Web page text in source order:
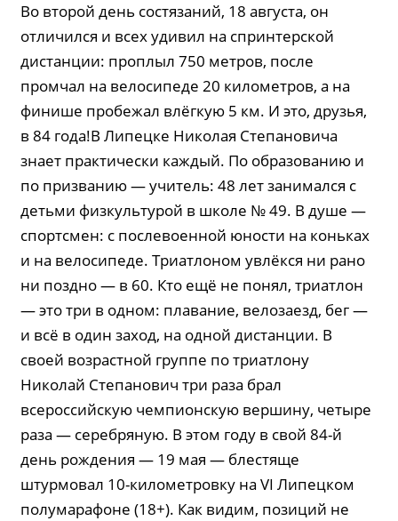
Во второй день состязаний, 18 августа, он
отличился и всех удивил на спринтерской
дистанции: проплыл 750 метров, после
промчал на велосипеде 20 километров, а на
финише пробежал влёгкую 5 км. И это, друзья,
в 84 года!В Липецке Николая Степановича
знает практически каждый. По образованию и
по призванию — учитель: 48 лет занимался с
детьми физкультурой в школе № 49. В душе —
спортсмен: с послевоенной юности на коньках
и на велосипеде. Триатлоном увлёкся ни рано
ни поздно — в 60. Кто ещё не понял, триатлон
— это три в одном: плавание, велозаезд, бег —
и всё в один заход, на одной дистанции. В
своей возрастной группе по триатлону
Николай Степанович три раза брал
всероссийскую чемпионскую вершину, четыре
раза — серебряную. В этом году в свой 84-й
день рождения — 19 мая — блестяще
штурмовал 10-километровку на VI Липецком
полумарафоне (18+). Как видим, позиций не